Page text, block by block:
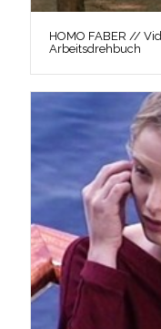
HOMO FABER //
Arbeitsdrehbuch